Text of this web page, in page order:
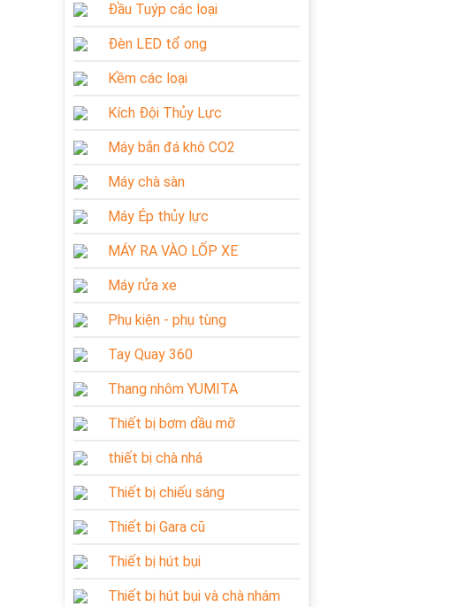
Đầu Tuýp các loại
Đèn LED tổ ong
Kềm các loại
Kích Đội Thủy Lực
Máy bắn đá khô CO2
Máy chà sàn
Máy Ép thủy lực
MÁY RA VÀO LỐP XE
Máy rửa xe
Phụ kiện - phụ tùng
Tay Quay 360
Thang nhôm YUMITA
Thiết bị bơm dầu mỡ
thiết bị chà nhá
Thiết bị chiếu sáng
Thiết bị Gara cũ
Thiết bị hút bụi
Thiết bị hút bụi và chà nhám